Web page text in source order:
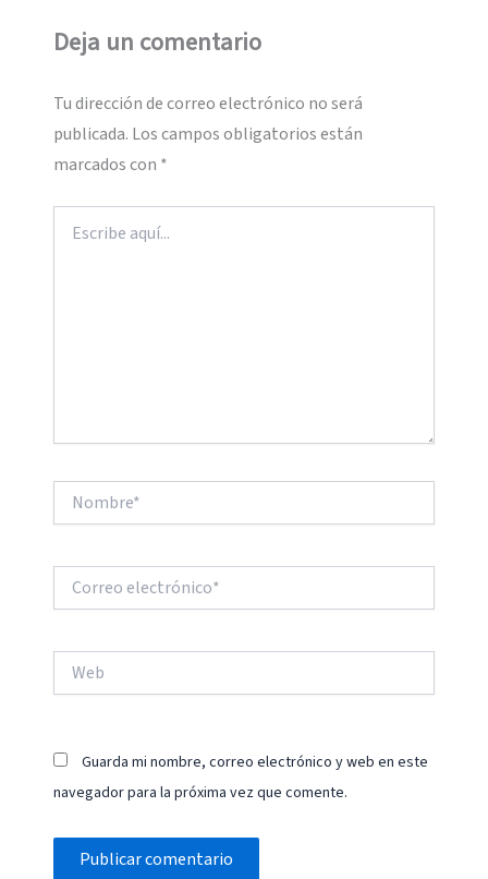
Deja un comentario
Tu dirección de correo electrónico no será
publicada. Los campos obligatorios están
marcados con *
aquí...
electrónico*
Guarda mi nombre, correo electrónico y web en este
navegador para la próxima vez que comente.